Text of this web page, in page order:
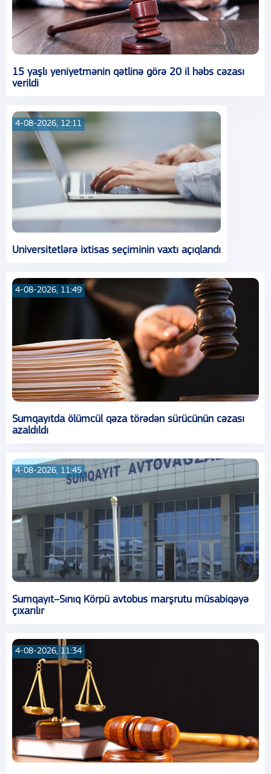
15 yaşlı yeniyetmənin qətlinə görə 20 il həbs cəzası
verildi
4-08-2026, 12:11
Universitetlərə ixtisas seçiminin vaxtı açıqlandı
4-08-2026, 11:49
Sumqayıtda ölümcül qəza törədən sürücünün cəzası
azaldıldı
4-08-2026, 11:45
Sumqayıt–Sınıq Körpü avtobus marşrutu müsabiqəyə
çıxarılır
4-08-2026, 11:34